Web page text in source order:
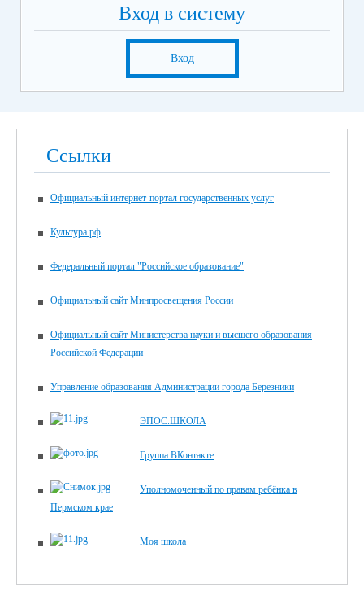
Вход в систему
Вход
Ссылки
Официальный интернет-портал государственных услуг
Культура.рф
Федеральный портал "Российское образование"
Официальный сайт Минпросвещения России
Официальный сайт Министерства науки и высшего образования
Российской Федерации
Управление образования Администрации города Березники
ЭПОС.ШКОЛА
Группа ВКонтакте
Уполномоченный по правам ребёнка в
Пермском крае
Моя школа